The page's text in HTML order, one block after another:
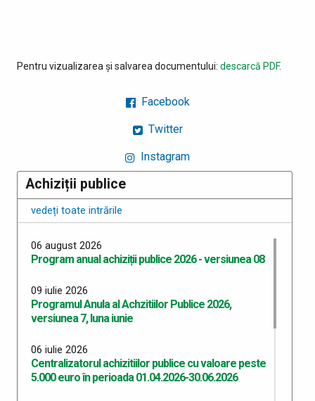
Pentru vizualizarea și salvarea documentului: descarcă PDF.
Facebook
Twitter
Instagram
Achiziții publice
vedeți toate intrările
06 august 2026
Program anual achiziții publice 2026 - versiunea 08
09 iulie 2026
Programul Anula al Achzitiilor Publice 2026,
versiunea 7, luna iunie
06 iulie 2026
Centralizatorul achizitiilor publice cu valoare peste
5.000 euro în perioada 01.04.2026-30.06.2026